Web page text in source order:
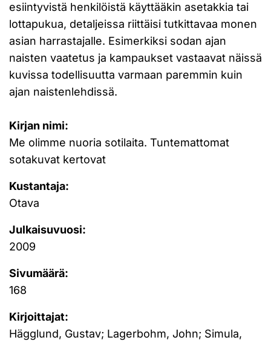
esiintyvistä henkilöistä käyttääkin asetakkia tai
lottapukua, detaljeissa riittäisi tutkittavaa monen
asian harrastajalle. Esimerkiksi sodan ajan
naisten vaatetus ja kampaukset vastaavat näissä
kuvissa todellisuutta varmaan paremmin kuin
ajan naistenlehdissä.
Kirjan nimi:
Me olimme nuoria sotilaita. Tuntemattomat
sotakuvat kertovat
Kustantaja:
Otava
Julkaisuvuosi:
2009
Sivumäärä:
168
Kirjoittajat:
Hägglund, Gustav; Lagerbohm, John; Simula,